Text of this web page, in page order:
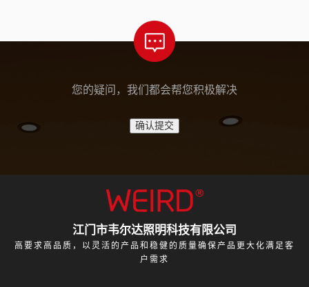
您的疑问，我们都会帮您积极解决
江门市韦尔达照明科技有限公司
高要求高品质，以灵活的产品和稳健的质量确保产品更大化满足客
户需求